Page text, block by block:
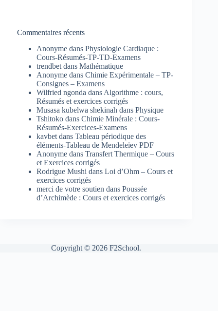
Commentaires récents
Anonyme dans Physiologie Cardiaque :
Cours-Résumés-TP-TD-Examens
trendbet dans Mathématique
Anonyme dans Chimie Expérimentale – TP-
Consignes – Examens
Wilfried ngonda dans Algorithme : cours,
Résumés et exercices corrigés
Musasa kubelwa shekinah dans Physique
Tshitoko dans Chimie Minérale : Cours-
Résumés-Exercices-Examens
kavbet dans Tableau périodique des
éléments-Tableau de Mendeleïev PDF
Anonyme dans Transfert Thermique – Cours
et Exercices corrigés
Rodrigue Mushi dans Loi d’Ohm – Cours et
exercices corrigés
merci de votre soutien dans Poussée
d’Archimède : Cours et exercices corrigés
Copyright © 2026 F2School.